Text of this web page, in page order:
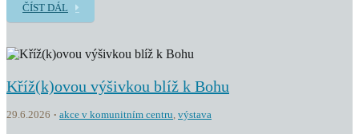
ČÍST DÁL
Kříž(k)ovou výšivkou blíž k Bohu
29.6.2026 akce v komunitním centru, výstava